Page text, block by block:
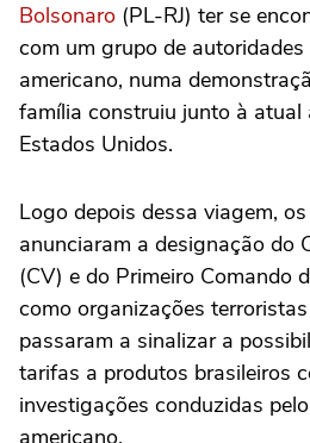
Bolsonaro (PL-RJ) ter se
com um grupo de
americano, numa
família construiu junto à atual
Estados Unidos.
Logo depois dessa viagem,
anunciaram a designação do
(CV) e do Primeiro Comando
como organizações
passaram a sinalizar a
tarifas a produtos brasileiros
investigações conduzidas